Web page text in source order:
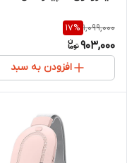
1,099,000
17%
903,000
افزودن به سبد